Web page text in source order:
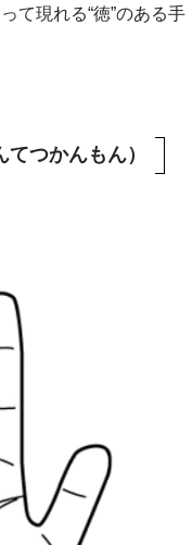
て現れる“徳”のある手
つかんもん）